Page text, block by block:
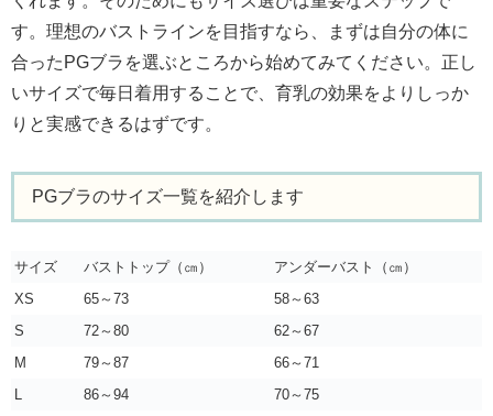
す。理想のバストラインを目指すなら、まずは自分の体に
合ったPGブラを選ぶところから始めてみてください。正し
いサイズで毎日着用することで、育乳の効果をよりしっか
りと実感できるはずです。
PGブラのサイズ一覧を紹介します
サイズ バストトップ（㎝）
アンダーバスト（㎝）
XS
65～73
58～63
S
72～80
62～67
M
79～87
66～71
L
86～94
70～75